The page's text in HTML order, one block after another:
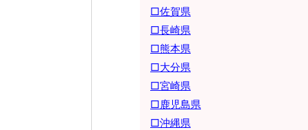
□佐賀県
□長崎県
□熊本県
□大分県
□宮崎県
□鹿児島県
□沖縄県